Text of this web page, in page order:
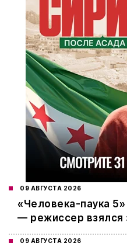
09 АВГУСТА 2026
«Человека-паука
— режиссер взялся
09 АВГУСТА 2026